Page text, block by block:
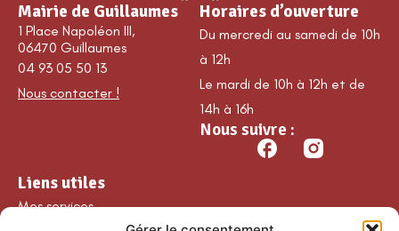
Mairie de Guillaumes
1 Place Napoléon III,
06470 Guillaumes
04 93 05 50 13
Nous contacter !
Horaires d’ouverture
Du mercredi au samedi de 10h
à 12h
Le mardi de 10h à 12h et de
14h à 16h
Nous suivre :
Liens utiles
Mes services